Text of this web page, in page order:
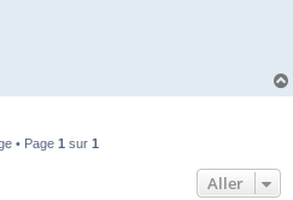
• Page 1 sur 1
Aller